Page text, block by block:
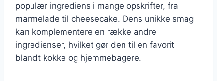
populær ingrediens i mange opskrifter, fra
marmelade til cheesecake. Dens unikke smag
kan komplementere en række andre
ingredienser, hvilket gør den til en favorit
blandt kokke og hjemmebagere.